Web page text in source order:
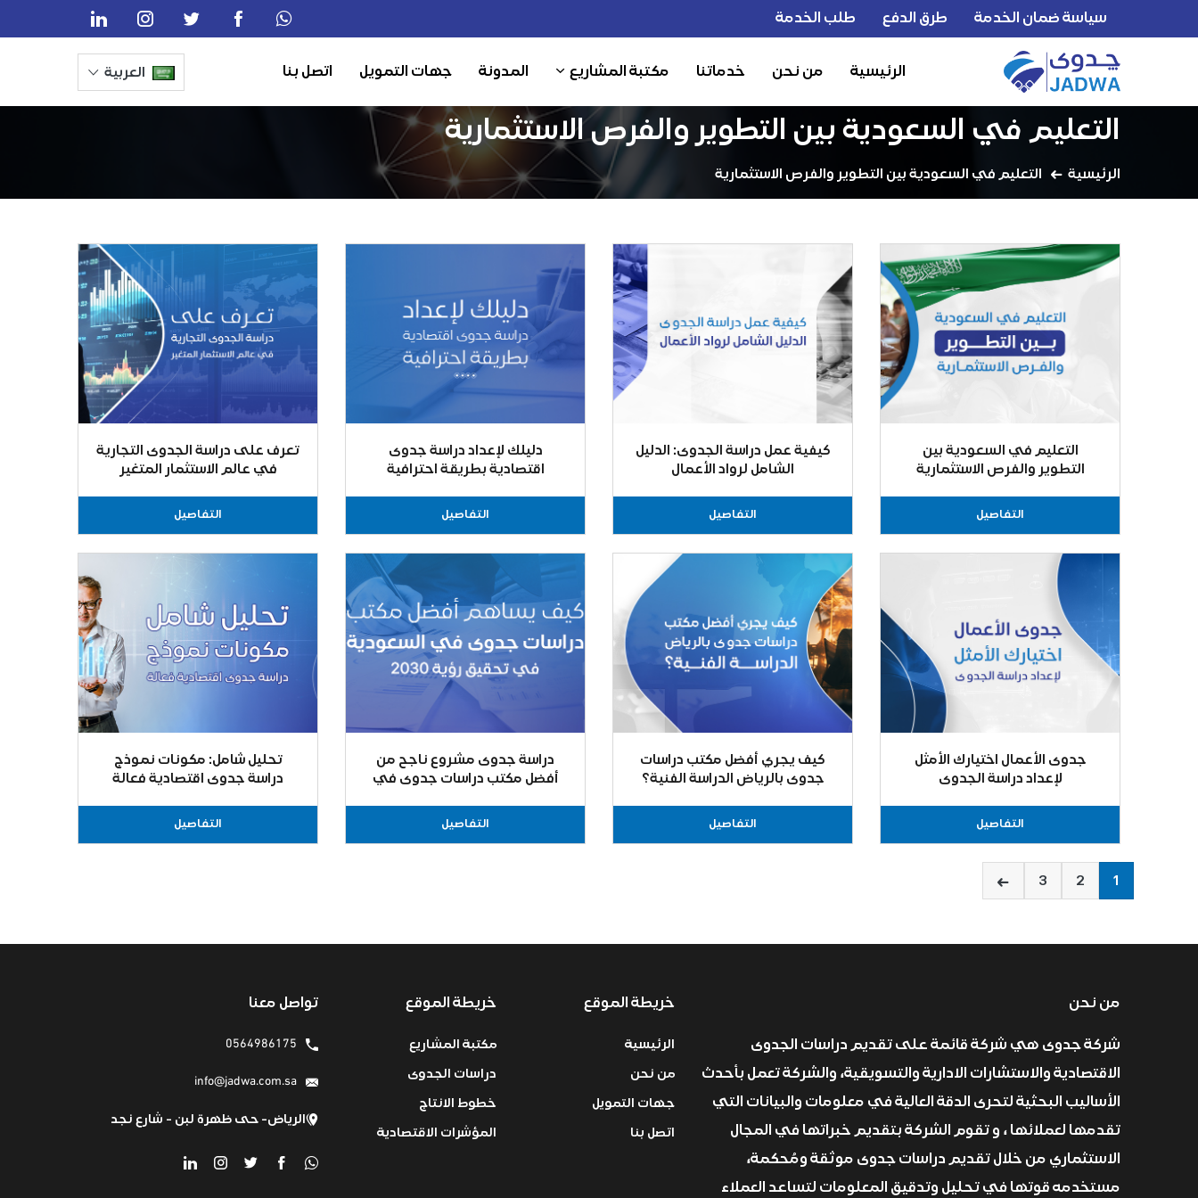
سياسة ضمان الخدمة طرق الدفع طلب الخدمة
الرئيسية من نحن خدماتنا مكتبة المشاريع المدونة جهات التمويل اتصل بنا العربية
التعليم في السعودية بين التطوير والفرص الاستثمارية
الرئيسية التعليم في السعودية بين التطوير والفرص الاستثمارية
التعليم في السعودية بين
التطوير والفرص الاستثمارية
التفاصيل
كيفية عمل دراسة الجدوى: الدليل
الشامل لرواد الأعمال
التفاصيل
دليلك لإعداد دراسة جدوى
اقتصادية بطريقة احترافية
التفاصيل
تعرف على دراسة الجدوى التجارية
في عالم الاستثمار المتغير
التفاصيل
جدوى الأعمال اختيارك الأمثل
لإعداد دراسة الجدوى
التفاصيل
كيف يجري أفضل مكتب دراسات
جدوى بالرياض الدراسة الفنية؟
التفاصيل
دراسة جدوى مشروع ناجح من
أفضل مكتب دراسات جدوى في
التفاصيل
تحليل شامل: مكونات نموذج
دراسة جدوى اقتصادية فعالة
التفاصيل
1
2
3
من نحن
شركة جدوى هي شركة قائمة على تقديم دراسات الجدوى
الاقتصادية والاستشارات الادارية والتسويقية، والشركة تعمل بأحدث
الأساليب البحثية لتحرى الدقة العالية في معلومات والبيانات التي
تقدمها لعملائها ، و تقوم الشركة بتقديم خبراتها في المجال
الاستثماري من خلال تقديم دراسات جدوى موثقة ومُحكمة،
مستخدمه قوتها في تحليل وتدقيق المعلومات لتساعد العملاء
خريطة الموقع
الرئيسية
من نحن
جهات التمويل
اتصل بنا
خريطة الموقع
مكتبة المشاريع
دراسات الجدوى
خطوط الانتاج
المؤشرات الاقتصادية
تواصل معنا
0564986175
info@jadwa.com.sa
الرياض- حى ظهرة لبن - شارع نجد